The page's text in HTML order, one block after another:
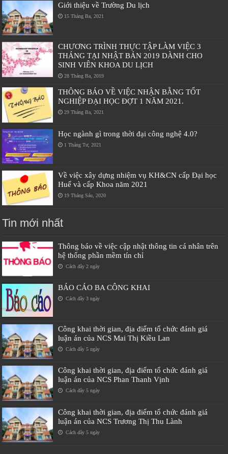
Giới thiệu về Trường Du lịch
15 Tháng Ba, 2021
CHƯƠNG TRÌNH THỰC TẬP LÀM VIỆC 3
THÁNG TẠI NHẬT BẢN 2019 DÀNH CHO
SINH VIÊN KHOA DU LỊCH
28 Tháng Ba, 2019
THÔNG BÁO VỀ VIỆC NHẬN BẰNG TỐT
NGHIỆP ĐẠI HỌC ĐỢT 1 NĂM 2021.
29 Tháng Ba, 2021
Học ngành gì trong thời đại công nghệ 4.0?
1 Tháng Tư, 2021
Về việc xây dựng nhiệm vụ KH&CN cấp Đại học
Huế và cấp Khoa năm 2021
19 Tháng Sáu, 2020
Tin mới nhất
Thông báo về việc cập nhật thông tin cá nhân trên
hệ thống phần mềm tín chỉ
Cách đây 2 ngày
BÁO CÁO BA CÔNG KHAI
Cách đây 3 ngày
Công khai thời gian, địa điểm tổ chức đánh giá
luận án của NCS Mai Thị Kiều Lan
Cách đây 5 ngày
Công khai thời gian, địa điểm tổ chức đánh giá
luận án của NCS Phan Thanh Vịnh
Cách đây 5 ngày
Công khai thời gian, địa điểm tổ chức đánh giá
luận án của NCS Trương Thị Thu Lành
Cách đây 5 ngày